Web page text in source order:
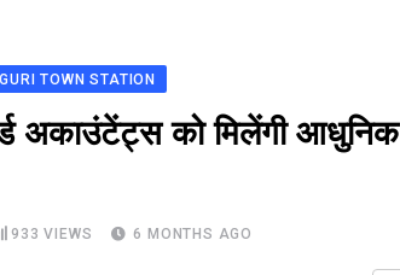
TOWN STATION
अकाउंटेंट्स को मिलेंगी आधुनिक
933 VIEWS 6 MONTHS AGO